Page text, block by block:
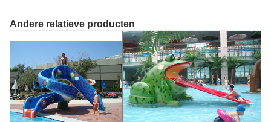
Andere relatieve producten